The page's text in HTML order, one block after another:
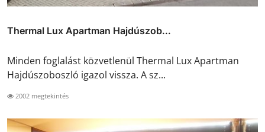
Thermal Lux Apartman Hajdúszob...
Minden foglalást közvetlenül Thermal Lux Apartman
Hajdúszoboszló igazol vissza. A sz...
2002 megtekintés